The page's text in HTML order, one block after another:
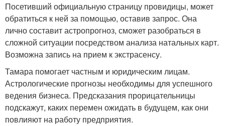
Посетивший официальную страницу провидицы, может
обратиться к ней за помощью, оставив запрос. Она
лично составит астропрогноз, сможет разобраться в
сложной ситуации посредством анализа натальных карт.
Возможна запись на прием к экстрасенсу.
Тамара помогает частным и юридическим лицам.
Астрологические прогнозы необходимы для успешного
ведения бизнеса. Предсказания прорицательницы
подскажут, каких перемен ожидать в будущем, как они
повлияют на работу предприятия.